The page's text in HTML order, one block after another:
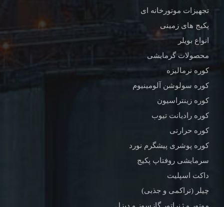
تجهیزات موتورخانه ای
پکیج های زمینی
انواع بویلر
محصولات گرمایشی
کوره نرمالیزه
کوره سولوشن آلومینیوم
کوره زینتراسیون
کوره رادیانت تیوب
کوره حرارتی
کوره پوشری پیشگرم نورد
سرمایشی روفتاپ پکیج
داکت اسپلیت
چیلر (تراکمی و جذبی)
موتور و ژنراتور گازسوز و دیزل